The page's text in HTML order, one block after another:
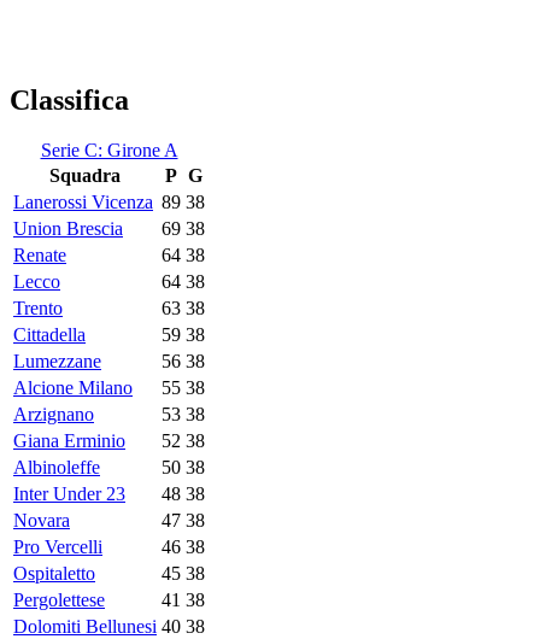
Classifica
Serie C: Girone A
Squadra
P G
Lanerossi Vicenza 89 38
Union Brescia
69 38
Renate
64 38
Lecco
64 38
Trento
63 38
Cittadella
59 38
Lumezzane
56 38
Alcione Milano
55 38
Arzignano
53 38
Giana Erminio
52 38
Albinoleffe
50 38
Inter Under 23
48 38
Novara
47 38
Pro Vercelli
46 38
Ospitaletto
45 38
Pergolettese
41 38
Dolomiti Bellunesi 40 38